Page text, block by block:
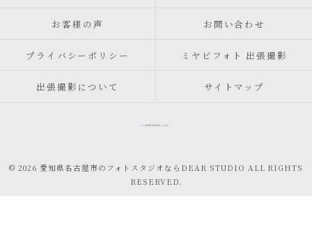
お客様の声 お問い合わせ
プライバシーポリシー ミヤビフォト 出張撮影
出張撮影について サイトマップ
© 2026 愛知県名古屋市のフォトスタジオならDEAR STUDIO ALL RIGHTS
RESERVED.